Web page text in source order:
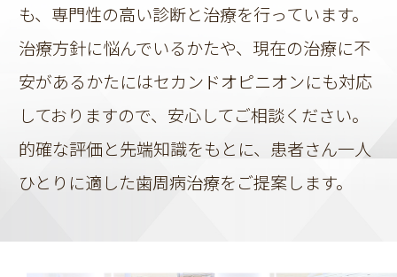
も、専門性の高い診断と治療を行っています。
治療方針に悩んでいるかたや、現在の治療に不
安があるかたにはセカンドオピニオンにも対応
しておりますので、安心してご相談ください。
的確な評価と先端知識をもとに、患者さん一人
ひとりに適した歯周病治療をご提案します。